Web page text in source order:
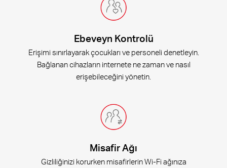
Ebeveyn Kontrolü
Erişimi sınırlayarak çocukları ve personeli denetleyin.
Bağlanan cihazların internete ne zaman ve nasıl
erişebileceğini yönetin.
Misafir Ağı
Gizliliğinizi korurken misafirlerin Wi-Fi ağınıza